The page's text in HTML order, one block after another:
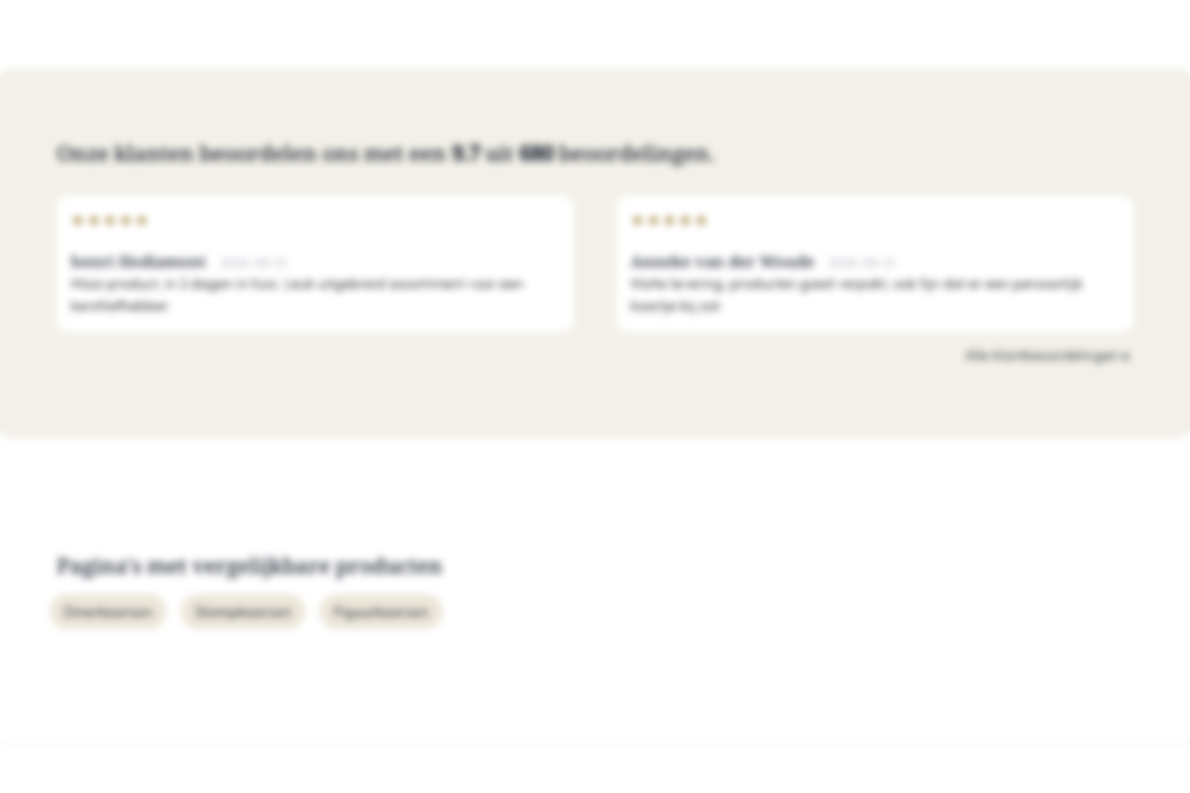
Onze klanten beoordelen ons met een9.7uit680beoordelingen.
★ ★ ★ ★ ★
henri Hodiamont
Mooi product, in 2 dagen in huis. Leuk uitgebreid assortiment voor een
kerstliefhebber.
★ ★ ★ ★ ★
Anneke van der Woude
Vlotte levering, producten goed verpakt, ook fijn dat er een persoonlijk
kaartje bij zat.
Alle klantbeoordelingen
Pagina's met vergelijkbare producten
Dinerkaarsen Stompkaarsen Figuurkaarsen